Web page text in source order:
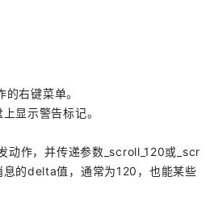
右键菜单。
显示警告标记。
动作，并传递参数_scroll_120或_scr
的delta值，通常为120，也能某些